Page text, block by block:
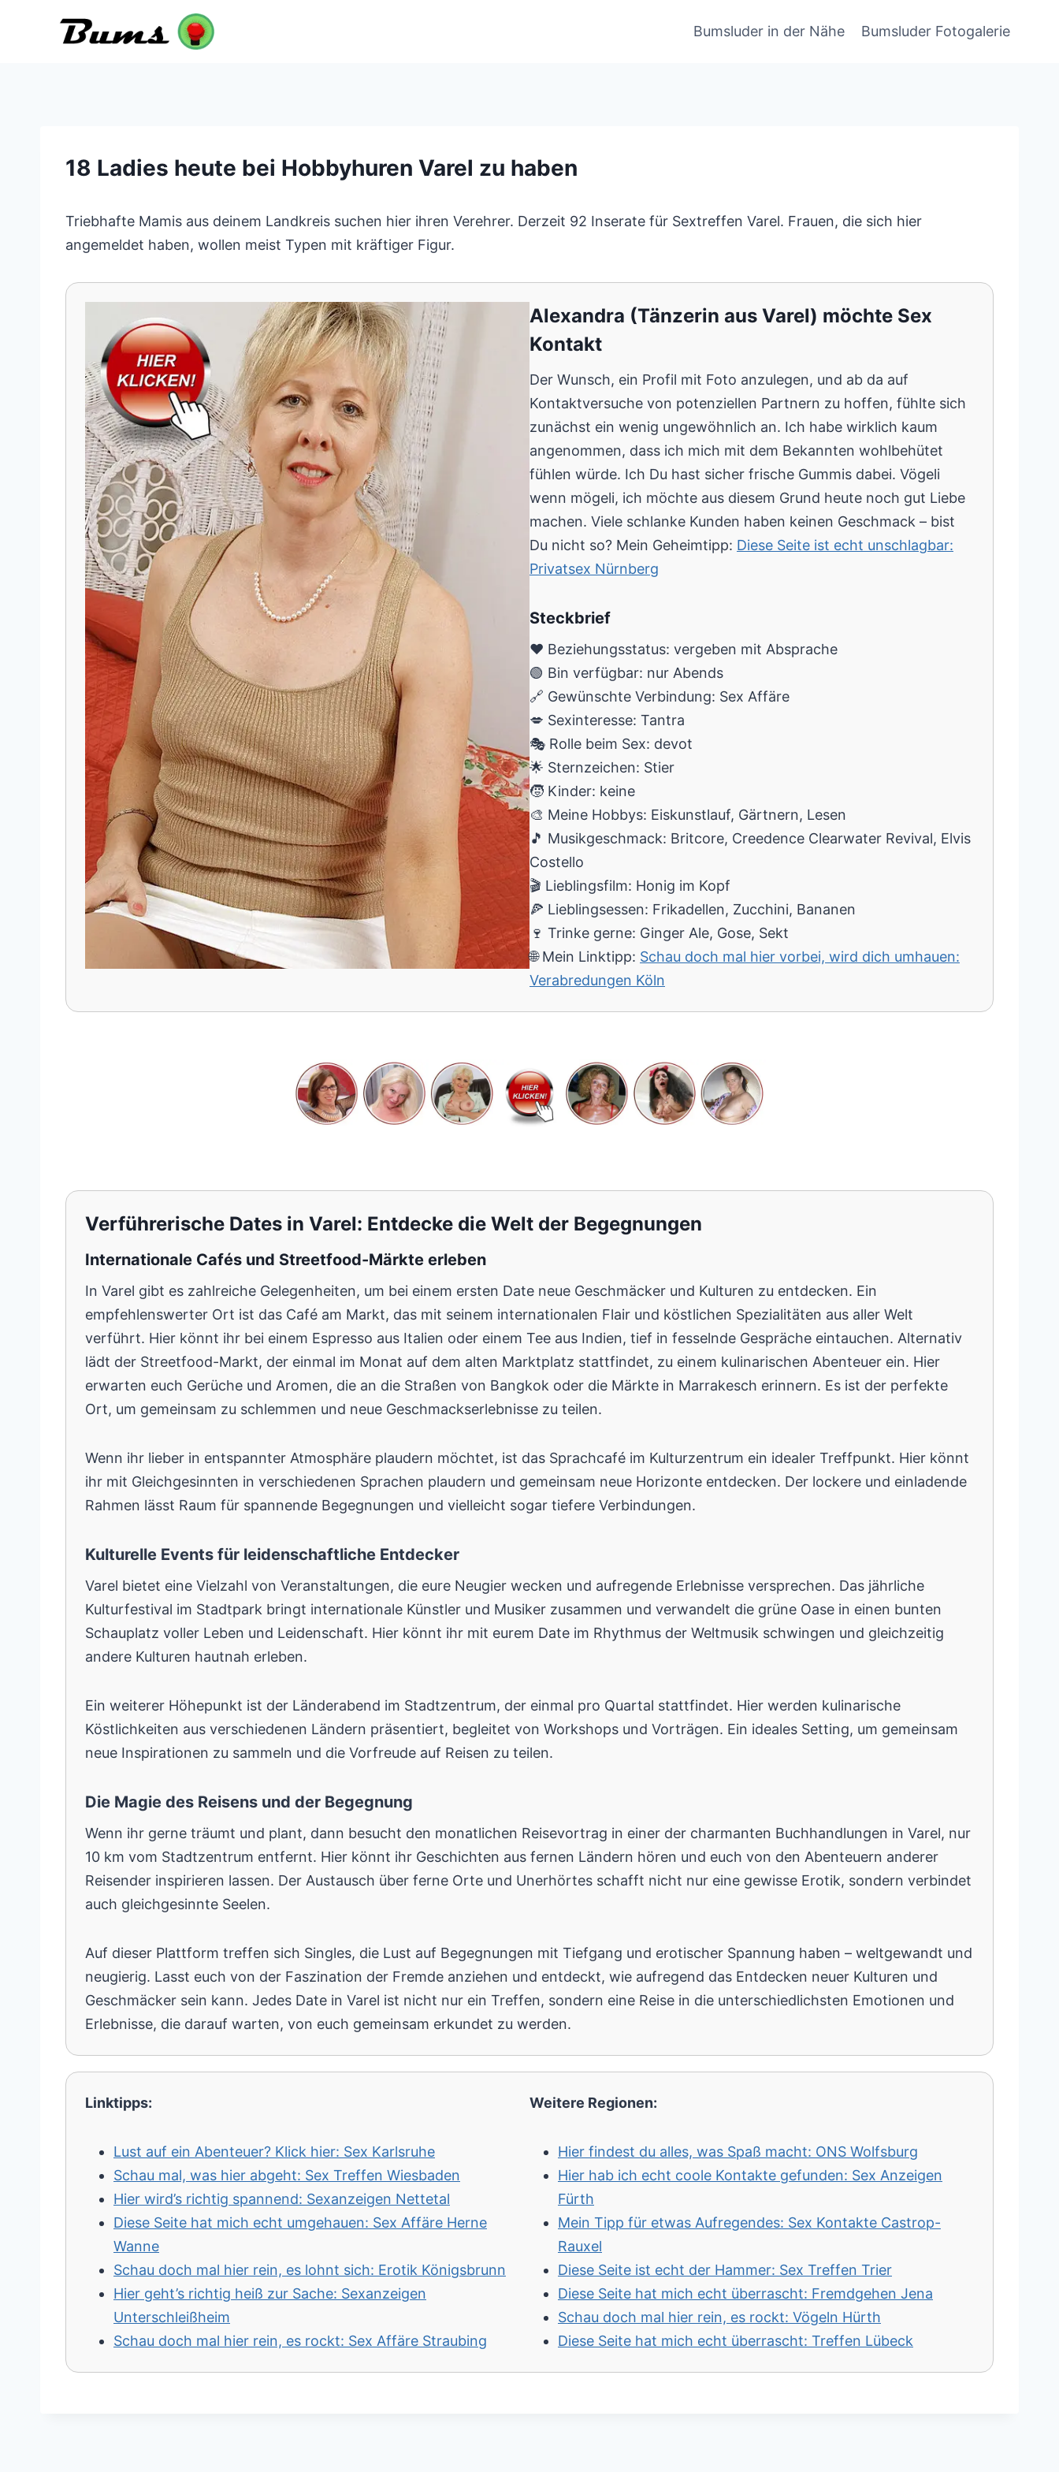
Bumsluder in der Nähe Bumsluder Fotogalerie
18 Ladies heute bei Hobbyhuren Varel zu haben
Triebhafte Mamis aus deinem Landkreis suchen hier ihren Verehrer. Derzeit 92 Inserate für Sextreffen Varel. Frauen, die sich hier
angemeldet haben, wollen meist Typen mit kräftiger Figur.
Alexandra (Tänzerin aus Varel) möchte Sex
Kontakt
Der Wunsch, ein Profil mit Foto anzulegen, und ab da auf
Kontaktversuche von potenziellen Partnern zu hoffen, fühlte sich
zunächst ein wenig ungewöhnlich an. Ich habe wirklich kaum
angenommen, dass ich mich mit dem Bekannten wohlbehütet
fühlen würde. Ich Du hast sicher frische Gummis dabei. Vögeli
wenn mögeli, ich möchte aus diesem Grund heute noch gut Liebe
machen. Viele schlanke Kunden haben keinen Geschmack – bist
Du nicht so? Mein Geheimtipp: Diese Seite ist echt unschlagbar:
Privatsex Nürnberg
Steckbrief
❤️ Beziehungsstatus: vergeben mit Absprache
🟢 Bin verfügbar: nur Abends
🔗 Gewünschte Verbindung: Sex Affäre
💋 Sexinteresse: Tantra
🎭 Rolle beim Sex: devot
🌟 Sternzeichen: Stier
🧒 Kinder: keine
🎨 Meine Hobbys: Eiskunstlauf, Gärtnern, Lesen
🎵 Musikgeschmack: Britcore, Creedence Clearwater Revival, Elvis
Costello
🎬 Lieblingsfilm: Honig im Kopf
🍕 Lieblingsessen: Frikadellen, Zucchini, Bananen
🍷 Trinke gerne: Ginger Ale, Gose, Sekt
🌐 Mein Linktipp: Schau doch mal hier vorbei, wird dich umhauen:
Verabredungen Köln
Verführerische Dates in Varel: Entdecke die Welt der Begegnungen
Internationale Cafés und Streetfood-Märkte erleben
In Varel gibt es zahlreiche Gelegenheiten, um bei einem ersten Date neue Geschmäcker und Kulturen zu entdecken. Ein
empfehlenswerter Ort ist das Café am Markt, das mit seinem internationalen Flair und köstlichen Spezialitäten aus aller Welt
verführt. Hier könnt ihr bei einem Espresso aus Italien oder einem Tee aus Indien, tief in fesselnde Gespräche eintauchen. Alternativ
lädt der Streetfood-Markt, der einmal im Monat auf dem alten Marktplatz stattfindet, zu einem kulinarischen Abenteuer ein. Hier
erwarten euch Gerüche und Aromen, die an die Straßen von Bangkok oder die Märkte in Marrakesch erinnern. Es ist der perfekte
Ort, um gemeinsam zu schlemmen und neue Geschmackserlebnisse zu teilen.
Wenn ihr lieber in entspannter Atmosphäre plaudern möchtet, ist das Sprachcafé im Kulturzentrum ein idealer Treffpunkt. Hier könnt
ihr mit Gleichgesinnten in verschiedenen Sprachen plaudern und gemeinsam neue Horizonte entdecken. Der lockere und einladende
Rahmen lässt Raum für spannende Begegnungen und vielleicht sogar tiefere Verbindungen.
Kulturelle Events für leidenschaftliche Entdecker
Varel bietet eine Vielzahl von Veranstaltungen, die eure Neugier wecken und aufregende Erlebnisse versprechen. Das jährliche
Kulturfestival im Stadtpark bringt internationale Künstler und Musiker zusammen und verwandelt die grüne Oase in einen bunten
Schauplatz voller Leben und Leidenschaft. Hier könnt ihr mit eurem Date im Rhythmus der Weltmusik schwingen und gleichzeitig
andere Kulturen hautnah erleben.
Ein weiterer Höhepunkt ist der Länderabend im Stadtzentrum, der einmal pro Quartal stattfindet. Hier werden kulinarische
Köstlichkeiten aus verschiedenen Ländern präsentiert, begleitet von Workshops und Vorträgen. Ein ideales Setting, um gemeinsam
neue Inspirationen zu sammeln und die Vorfreude auf Reisen zu teilen.
Die Magie des Reisens und der Begegnung
Wenn ihr gerne träumt und plant, dann besucht den monatlichen Reisevortrag in einer der charmanten Buchhandlungen in Varel, nur
10 km vom Stadtzentrum entfernt. Hier könnt ihr Geschichten aus fernen Ländern hören und euch von den Abenteuern anderer
Reisender inspirieren lassen. Der Austausch über ferne Orte und Unerhörtes schafft nicht nur eine gewisse Erotik, sondern verbindet
auch gleichgesinnte Seelen.
Auf dieser Plattform treffen sich Singles, die Lust auf Begegnungen mit Tiefgang und erotischer Spannung haben – weltgewandt und
neugierig. Lasst euch von der Faszination der Fremde anziehen und entdeckt, wie aufregend das Entdecken neuer Kulturen und
Geschmäcker sein kann. Jedes Date in Varel ist nicht nur ein Treffen, sondern eine Reise in die unterschiedlichsten Emotionen und
Erlebnisse, die darauf warten, von euch gemeinsam erkundet zu werden.
Linktipps:
Lust auf ein Abenteuer? Klick hier: Sex Karlsruhe
Schau mal, was hier abgeht: Sex Treffen Wiesbaden
Hier wird’s richtig spannend: Sexanzeigen Nettetal
Diese Seite hat mich echt umgehauen: Sex Affäre Herne
Wanne
Schau doch mal hier rein, es lohnt sich: Erotik Königsbrunn
Hier geht’s richtig heiß zur Sache: Sexanzeigen
Unterschleißheim
Schau doch mal hier rein, es rockt: Sex Affäre Straubing
Weitere Regionen:
Hier findest du alles, was Spaß macht: ONS Wolfsburg
Hier hab ich echt coole Kontakte gefunden: Sex Anzeigen
Fürth
Mein Tipp für etwas Aufregendes: Sex Kontakte Castrop-
Rauxel
Diese Seite ist echt der Hammer: Sex Treffen Trier
Diese Seite hat mich echt überrascht: Fremdgehen Jena
Schau doch mal hier rein, es rockt: Vögeln Hürth
Diese Seite hat mich echt überrascht: Treffen Lübeck